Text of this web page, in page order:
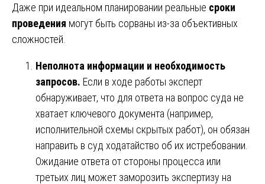
Даже при идеальном планировании реальные сроки
проведения могут быть сорваны из-за объективных
сложностей.
Неполнота информации и необходимость
запросов. Если в ходе работы эксперт
обнаруживает, что для ответа на вопрос суда не
хватает ключевого документа (например,
исполнительной схемы скрытых работ), он обязан
направить в суд ходатайство об их истребовании.
Ожидание ответа от стороны процесса или
третьих лиц может заморозить экспертизу на